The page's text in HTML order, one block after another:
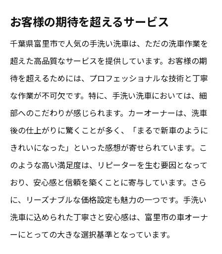
お客様の期待を超えるサービス
千葉県富里市で人気の手洗い洗車は、ただの洗車作業を
超えた高品質なサービスを提供しています。お客様の期
待を超えるためには、プロフェッショナルな技術と丁寧
な作業が不可欠です。特に、手洗い洗車においては、細
部へのこだわりが感じられます。カーオーナーは、洗車
後の仕上がりに驚くことが多く、「まるで新車のように
きれいになった」といった感想が寄せられています。こ
のような高い満足度は、リピーターを生む要因となって
おり、安心感と信頼を築くことに寄与しています。さら
に、リーズナブルな価格設定も魅力の一つです。手洗い
洗車に込められた丁寧さと安心感は、富里市の車オーナ
ーにとっての大きな選択基準となっています。